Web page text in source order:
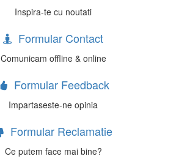
Inspira-te cu noutati
Formular Contact
Comunicam offline & online
Formular Feedback
Impartaseste-ne opinia
Formular Reclamatie
Ce putem face mai bine?